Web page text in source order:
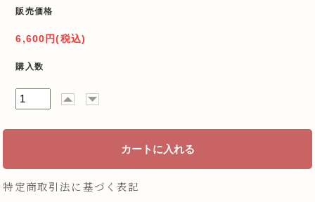
販売価格
6,600円(税込)
購入数
特定商取引法に基づく表記